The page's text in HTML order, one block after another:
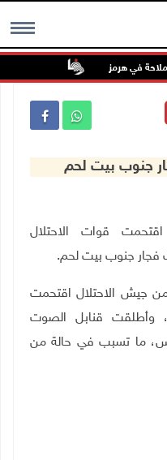
MENU في هرمز
جنوب بيت لحم
4-2025 وفا- اقتحمت قوات الاحتلال
فجار جنوب بيت لحم.
جيش الاحتلال اقتحمت
وأطلقت قنابل الصوت
ما تسبب في حالة من